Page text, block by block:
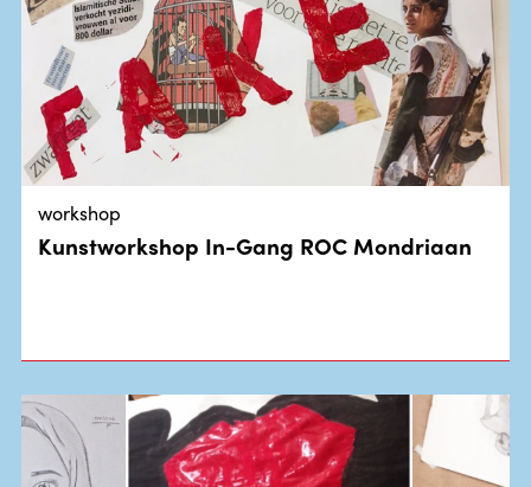
workshop
Kunstworkshop In-Gang ROC Mondriaan